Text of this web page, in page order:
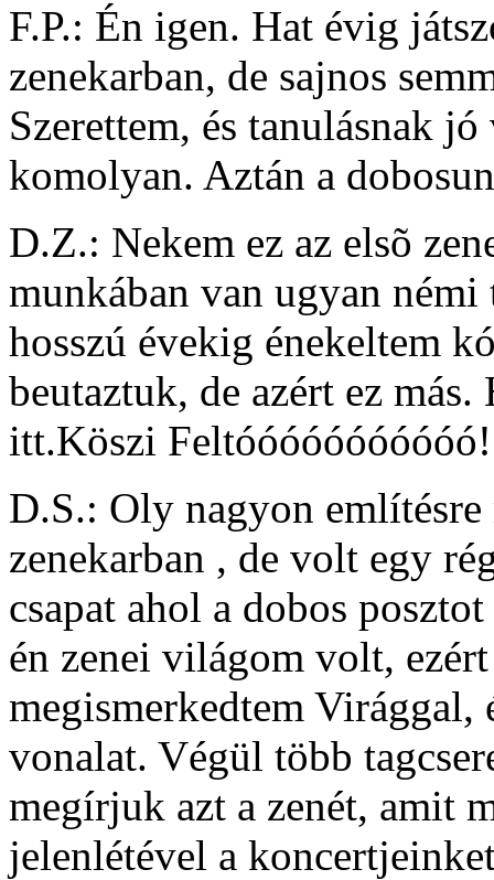
F.P.: Én igen. Hat évig
zenekarban, de sajnos
Szerettem, és tanulásnak
komolyan. Aztán a
D.Z.: Nekem ez az elsõ
munkában van ugyan némi
hosszú évekig énekeltem
beutaztuk, de azért ez
itt.Köszi
D.S.: Oly nagyon
zenekarban , de volt egy
csapat ahol a dobos
én zenei világom volt,
megismerkedtem Virággal,
vonalat. Végül több
megírjuk azt a zenét, amit
jelenlétével a